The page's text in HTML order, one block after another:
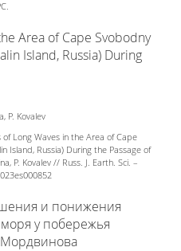
Area of Cape Svobodny
Island, Russia) During
P. Kovalev
of Long Waves in the Area of Cape
Island, Russia) During the Passage of
P. Kovalev // Russ. J. Earth. Sci. –
и понижения
у побережья
Мордвинова